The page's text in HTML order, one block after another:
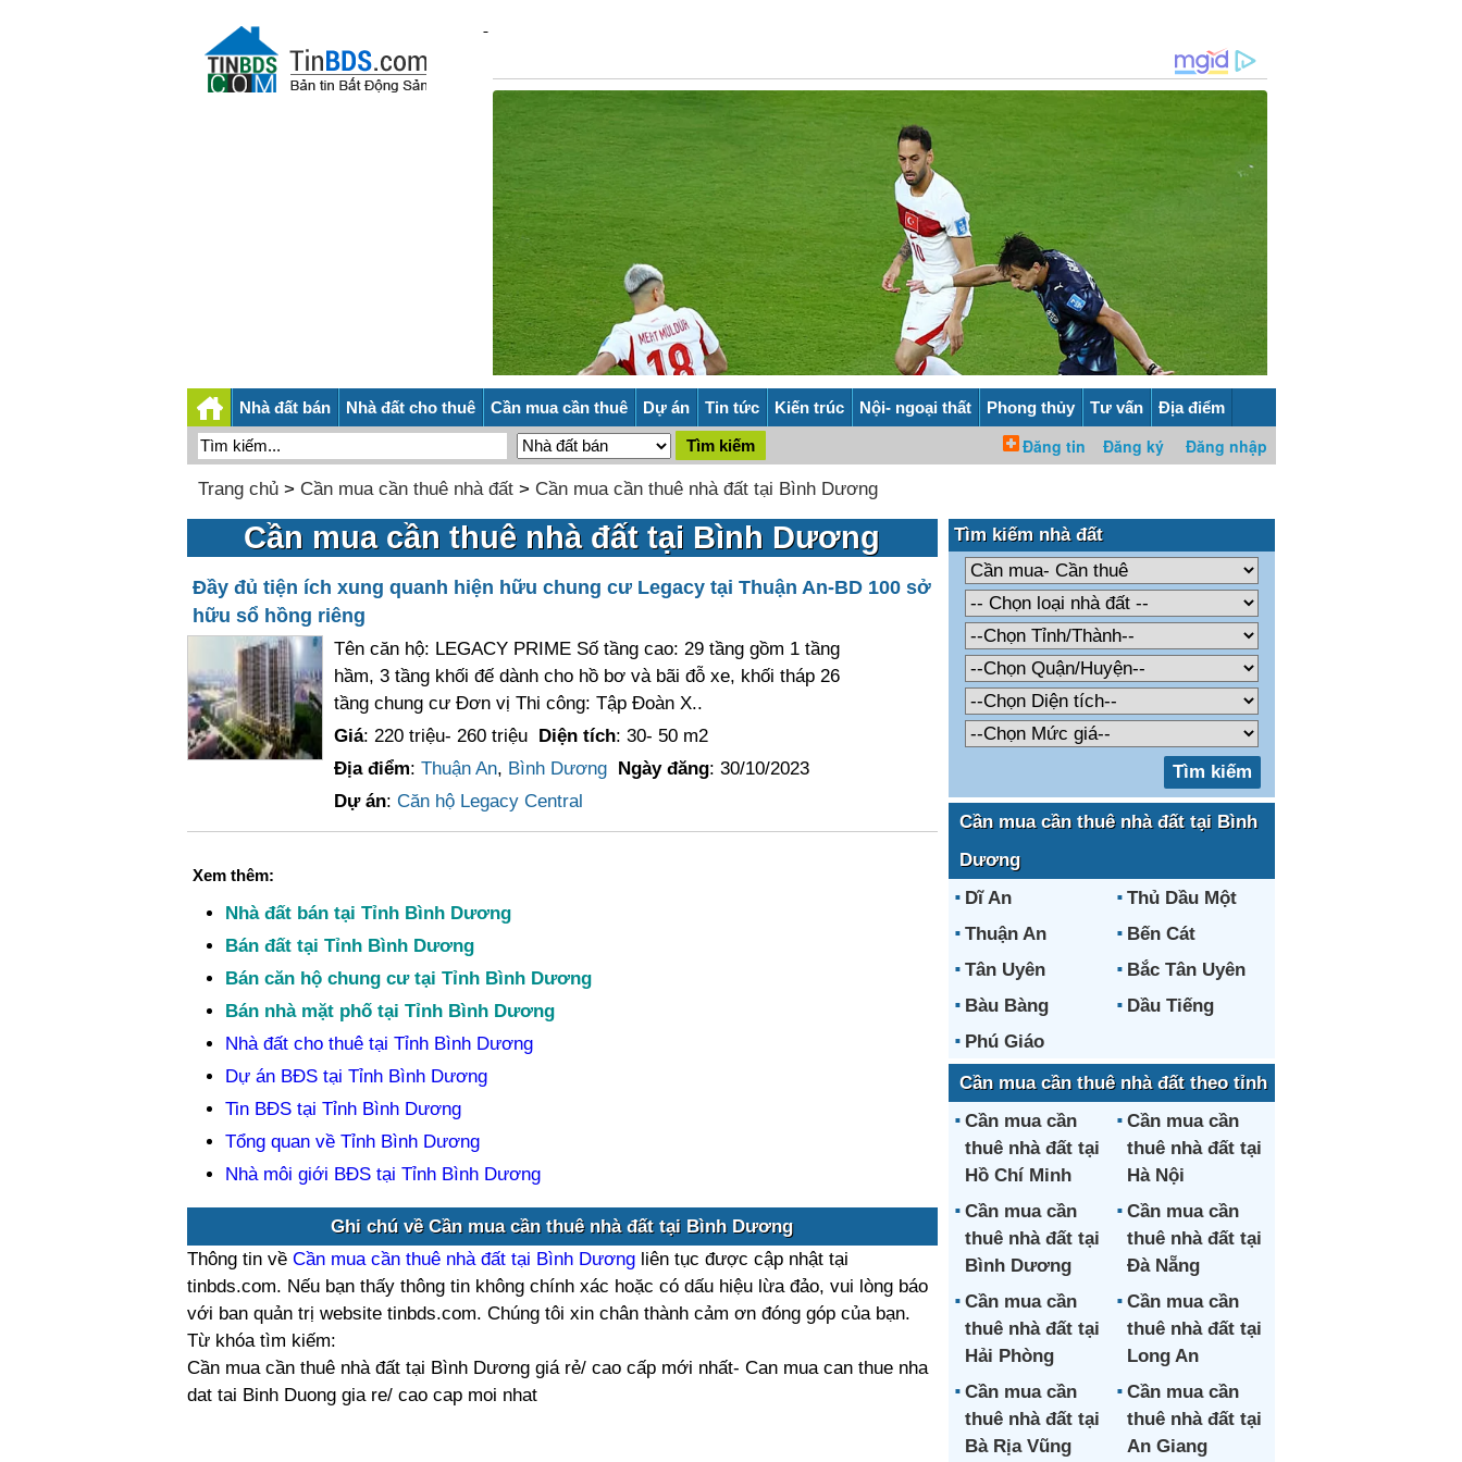
Nhà đất bán Nhà đất cho thuê Cần mua cần thuê Dự án Tin tức Kiến trúc Nội- ngoại thất Phong thủy Tư vấn Địa điểm
Trang chủ> Cần mua cần thuê nhà đất> Cần mua cần thuê nhà đất tại Bình Dương
Cần mua cần thuê nhà đất tại Bình Dương
Đầy đủ tiện ích xung quanh hiện hữu chung cư Legacy tại Thuận An-BD 100 sở
hữu sổ hồng riêng
Tên căn hộ: LEGACY PRIME Số tầng cao: 29 tầng gồm 1 tầng
hầm, 3 tầng khối đế dành cho hồ bơ và bãi đỗ xe, khối tháp 26
tầng chung cư Đơn vị Thi công: Tập Đoàn X..
Giá: 220 triệu- 260 triệu Diện tích: 30- 50 m2
Địa điểm: Thuận An, Bình Dương Ngày đăng: 30/10/2023
Dự án: Căn hộ Legacy Central
Xem thêm:
Nhà đất bán tại Tỉnh Bình Dương
Bán đất tại Tỉnh Bình Dương
Bán căn hộ chung cư tại Tỉnh Bình Dương
Bán nhà mặt phố tại Tỉnh Bình Dương
Nhà đất cho thuê tại Tỉnh Bình Dương
Dự án BĐS tại Tỉnh Bình Dương
Tin BĐS tại Tỉnh Bình Dương
Tổng quan về Tỉnh Bình Dương
Nhà môi giới BĐS tại Tỉnh Bình Dương
Ghi chú về Cần mua cần thuê nhà đất tại Bình Dương
Thông tin về Cần mua cần thuê nhà đất tại Bình Dươngliên tục được cập nhật tại
tinbds.com. Nếu bạn thấy thông tin không chính xác hoặc có dấu hiệu lừa đảo, vui lòng báo
với ban quản trị website tinbds.com. Chúng tôi xin chân thành cảm ơn đóng góp của bạn.
Từ khóa tìm kiếm:
Cần mua cần thuê nhà đất tại Bình Dương giá rẻ/ cao cấp mới nhất- Can mua can thue nha
dat tai Binh Duong gia re/ cao cap moi nhat
Tìm kiếm nhà đất
Cần mua cần thuê nhà đất tại Bình
Dương
Dĩ An
Thủ Dầu Một
Thuận An
Bến Cát
Tân Uyên
Bắc Tân Uyên
Bàu Bàng
Dầu Tiếng
Phú Giáo
Cần mua cần thuê nhà đất theo tỉnh
Cần mua cần
thuê nhà đất tại
Hồ Chí Minh
Cần mua cần
thuê nhà đất tại
Hà Nội
Cần mua cần
thuê nhà đất tại
Bình Dương
Cần mua cần
thuê nhà đất tại
Đà Nẵng
Cần mua cần
thuê nhà đất tại
Hải Phòng
Cần mua cần
thuê nhà đất tại
Long An
Cần mua cần
thuê nhà đất tại
Bà Rịa Vũng
Cần mua cần
thuê nhà đất tại
An Giang